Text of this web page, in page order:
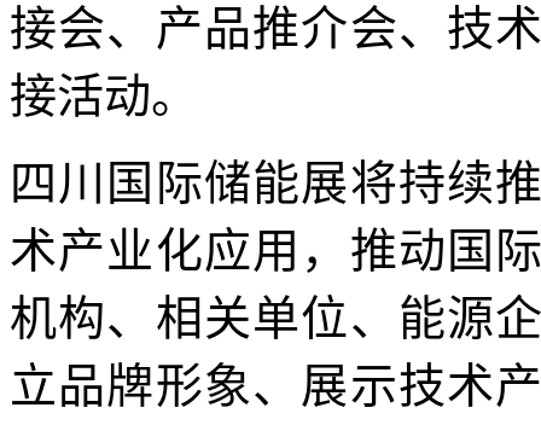
接会、产品推介会、技
接活动。
四川国际储能展将持续
术产业化应用，推动国
机构、相关单位、能源
立品牌形象、展示技术